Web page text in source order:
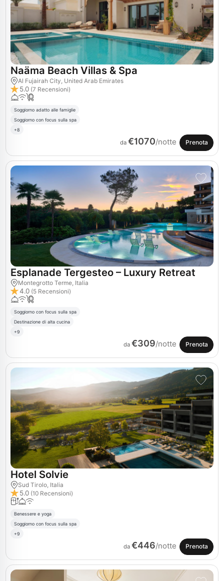
Naäma Beach Villas & Spa
Al Fujairah City, United Arab Emirates
5.0 (7 Recensioni)
Soggiorno adatto alle famiglie
Soggiorno con focus sulla spa
+8
da €1070/notte Prenota
Esplanade Tergesteo – Luxury Retreat
Montegrotto Terme, Italia
4.0 (5 Recensioni)
Soggiorno con focus sulla spa
Destinazione di alta cucina
+9
da €309/notte Prenota
Hotel Solvie
Sud Tirolo, Italia
5.0 (10 Recensioni)
Benessere e yoga
Soggiorno con focus sulla spa
+9
da €446/notte Prenota